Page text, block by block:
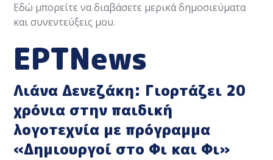
Εδώ μπορείτε να διαβάσετε μερικά δημοσιεύματα
και συνεντεύξεις μου.
ΕΡΤΝews
Λιάνα Δενεζάκη: Γιορτάζει 20
χρόνια στην παιδική
λογοτεχνία με πρόγραμμα
«Δημιουργοί στο Φι και Φι»